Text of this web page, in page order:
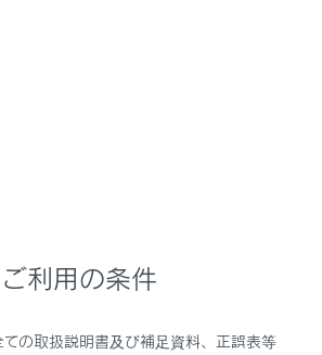
ノラマムーンルーフと電動サンシェ
す。
ご利用の条件
の取扱説明書及び補足資料、正誤表等